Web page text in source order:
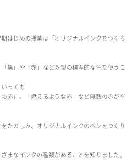
はじめの授業は「オリジナルインクをつくろ
黒」や「赤」など既製の標準的な色を使うこ
っても
の赤」、「燃えるような赤」など無数の赤が存
たのしみ、オリジナルインクのペンをつくり
まなインクの種類があることを知りました。